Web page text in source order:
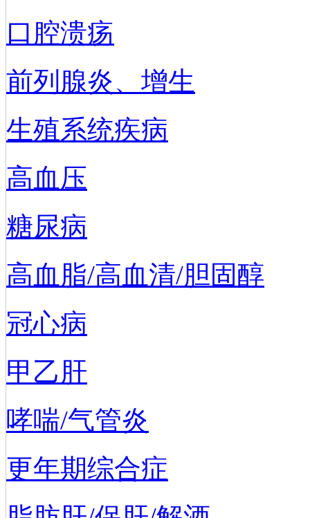
口腔溃疡
前列腺炎、增生
生殖系统疾病
高血压
糖尿病
高血脂/高血清/胆固醇
冠心病
甲乙肝
哮喘/气管炎
更年期综合症